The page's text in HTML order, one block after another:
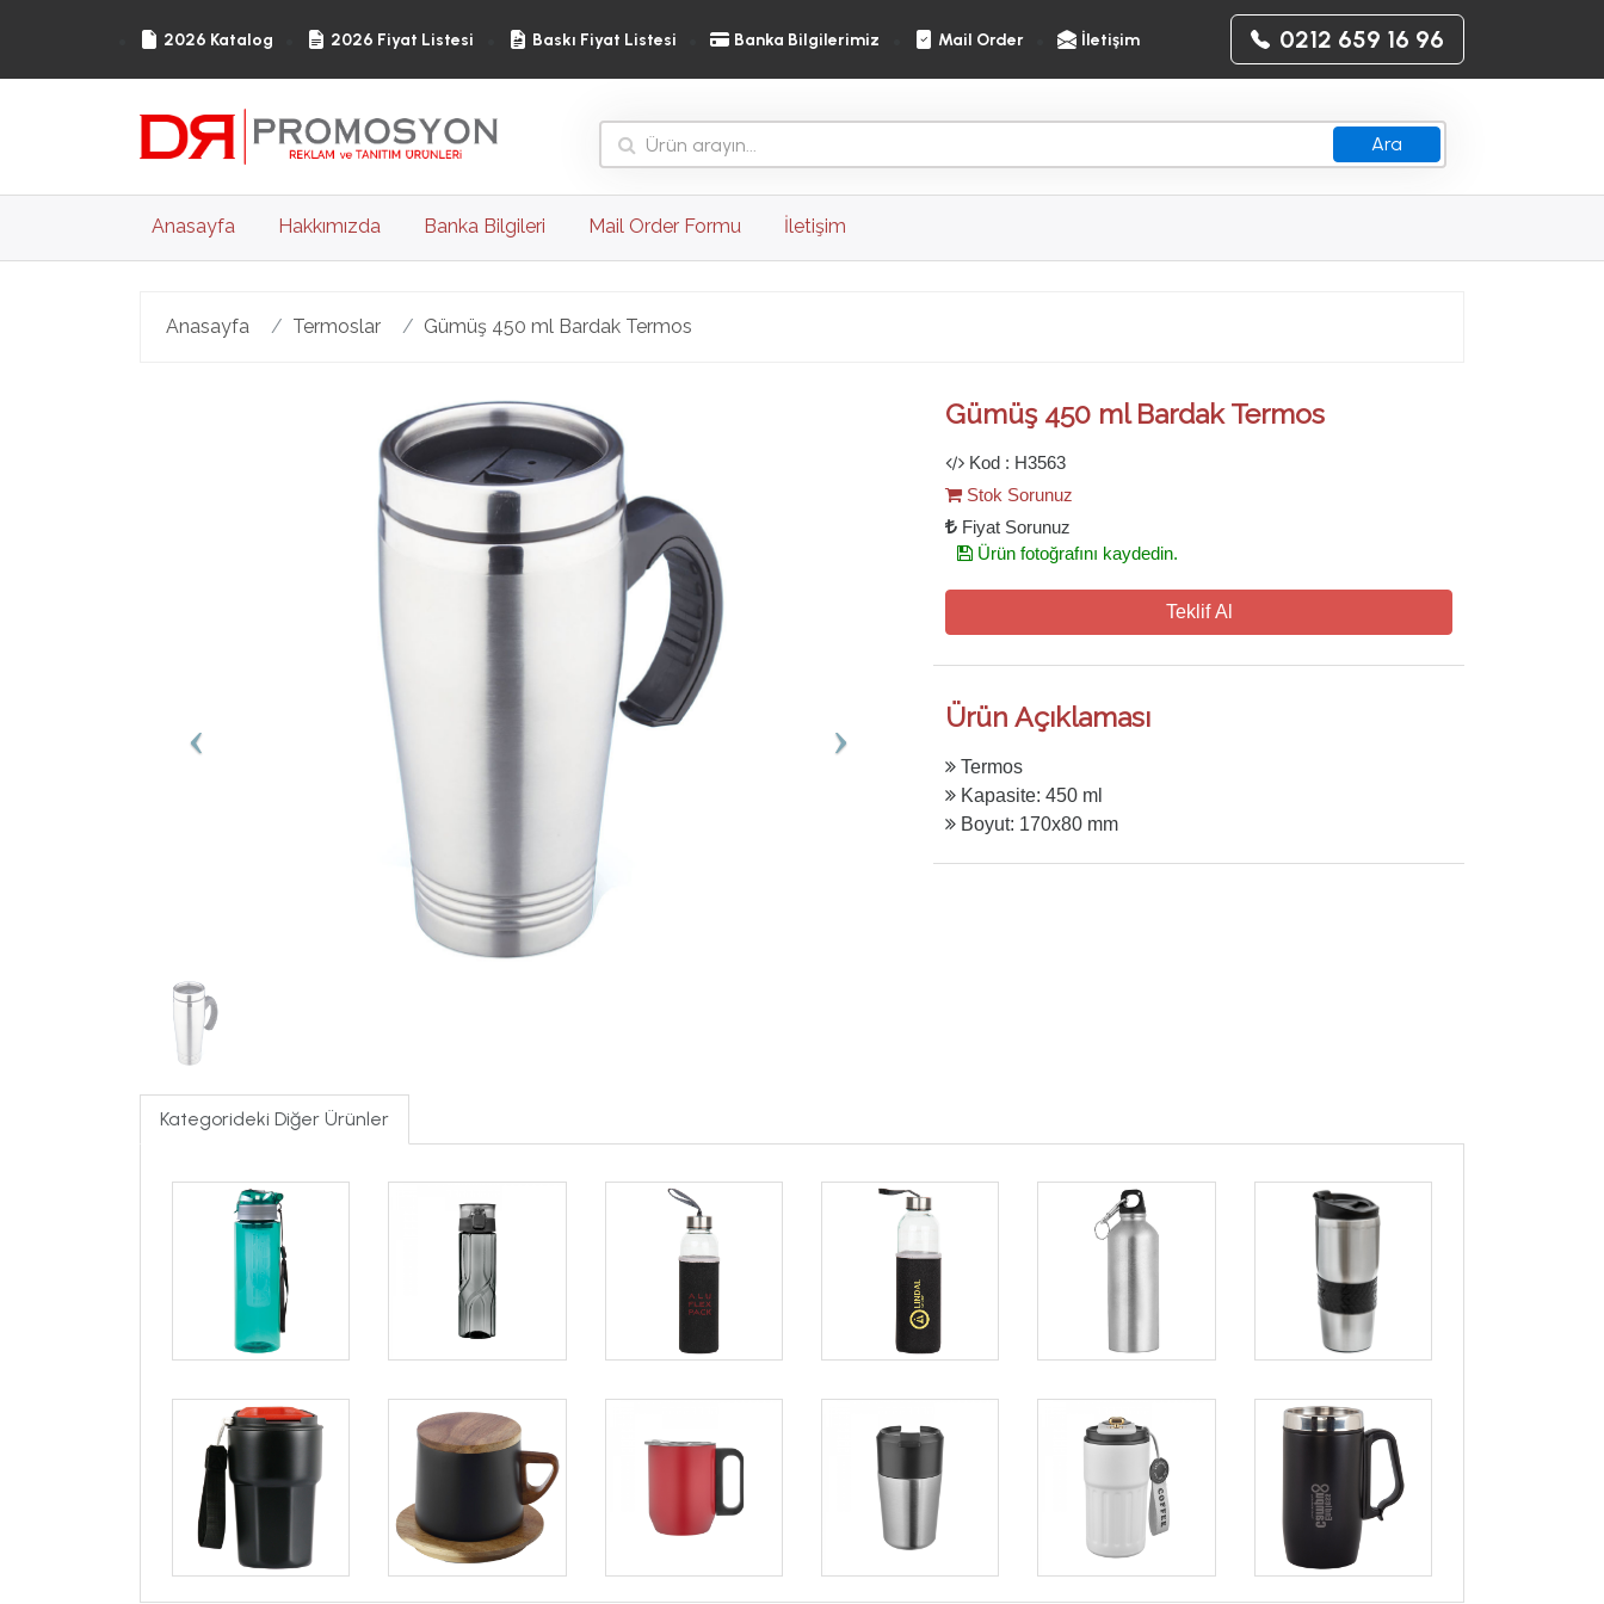
2026 Katalog 2026 Fiyat Listesi Baskı Fiyat Listesi Banka Bilgilerimiz Mail Order İletişim 0212 659 16 96
Ara
Anasayfa (current)Hakkımızda Banka Bilgileri Mail Order Formu İletişim
Anasayfa Termoslar Gümüş 450 ml Bardak Termos
Gümüş 450 ml Bardak Termos
Kod : H3563
Stok Sorunuz
Fiyat Sorunuz
Ürün fotoğrafını kaydedin.
Teklif Al
Ürün Açıklaması
Termos
Kapasite: 450 ml
Boyut: 170x80 mm
Kategorideki Diğer Ürünler